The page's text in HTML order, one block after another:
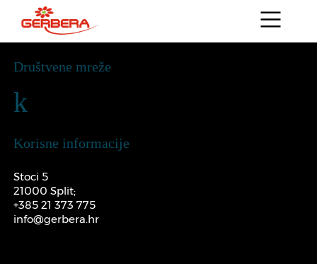
Društvene mreže
k
Korisne informacije
Stoci 5
21000 Split;
+385 21 373 775
info@gerbera.hr